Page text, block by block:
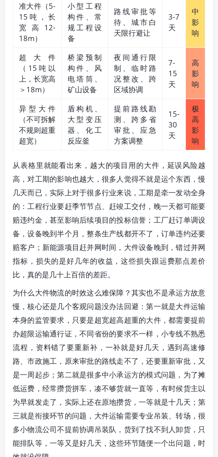
准大件（5-
15吨，长
宽高12-
18m）
小型工程
构件、常
规工程设
备
路线审批等
待、城市白
天限行避让
3-7
天
中
影
响
超大件
（15吨以
上，长宽高
＞18m）
桥梁预制
构件、风
电塔筒、
矿山设备
夜间通行限
制、临时路
况整改、跨
区域协调
7-
15
天
高
影
响
异型大件
（不可拆解
不规则超重
超宽）
盾构机、
大型变压
器、化工
反应釜
提前路线勘
测、跨多省
审批、应急
方案调整
15-
30
天
极
高
影
响
从表格里就能看出来，越大的项目用的大件，延误风险越
高，对工期的影响也越大，很多人觉得不就是运个东西，慢
几天而已，实际上对于很多行业来说，工期是牵一发动全身
的：工程行业要赶季节节点、赶竣工交付，晚一天都可能要
赔违约金，甚至影响后续项目的投标信誉；工厂赶订单调设
备，设备晚到半个月，整条生产线都开不了，订单违约还要
赔客户；新能源项目赶并网时间，大件设备晚到，错过并网
指标，损失的是好几年的收益，这些损失跟运费那点差价
比，真的是几十上百倍的差距。
为什么大件物流的时效这么难保障？其实也不是承运方故意
慢，核心还是几个客观问题没办法回避：第一就是大件运输
本身的监管要求，只要是超宽超高超重的大件，都需要提前
办超限运输通行证，不同省份的要求不一样，小专线不熟悉
流程，资料错了要重新补，一补就是好几天，遇到高速修
路、市政施工，原来审批的路线走不了，还要重新审批，又
是一周起步；第二就是很多中小承运方的模式问题，为了摊
低运费，经常攒货拼车，凑不够货就一直等，有时候货主以
为早就发走了，实际上还在原地攒货，一等就是十几天；第
三就是衔接环节的问题，大件运输需要专业吊装、转场，很
多小物流公司不提前协调吊装队，货到了找不到人卸货，只
能排队等，一等又是好几天，这些环节随便一个出问题，时